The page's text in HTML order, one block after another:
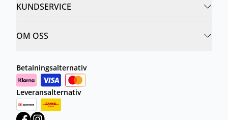
KUNDSERVICE
OM OSS
Betalningsalternativ
Leveransalternativ